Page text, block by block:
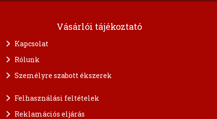
Vásárlói tájékoztató
Kapcsolat
Rólunk
Személyre szabott ékszerek
Felhasználási feltételek
Reklamációs eljárás